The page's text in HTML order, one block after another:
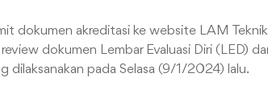
dokumen akreditasi ke website LAM
dokumen Lembar Evaluasi Diri (LED)
dilaksanakan pada Selasa (9/1/2024) lalu.